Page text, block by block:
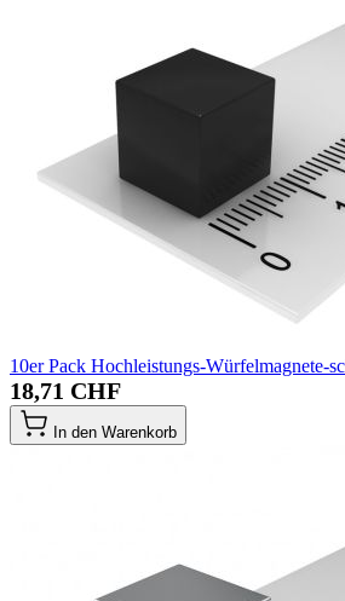
10er Pack Hochleistungs-Würfelmagnete-
18,71 CHF
In den Warenkorb